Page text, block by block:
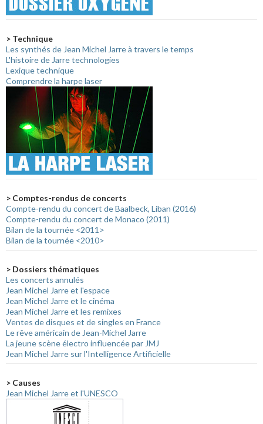
> Technique
Les synthés de Jean Michel Jarre à travers le temps
L'histoire de Jarre technologies
Lexique technique
Comprendre la harpe laser
> Comptes-rendus de concerts
Compte-rendu du concert de Baalbeck, Liban (2016)
Compte-rendu du concert de Monaco (2011)
Bilan de la tournée <2011>
Bilan de la tournée <2010>
> Dossiers thématiques
Les concerts annulés
Jean Michel Jarre et l'espace
Jean Michel Jarre et le cinéma
Jean Michel Jarre et les remixes
Ventes de disques et de singles en France
Le rêve américain de Jean-Michel Jarre
La jeune scène électro influencée par JMJ
Jean Michel Jarre sur l'Intelligence Artificielle
> Causes
Jean Michel Jarre et l'UNESCO